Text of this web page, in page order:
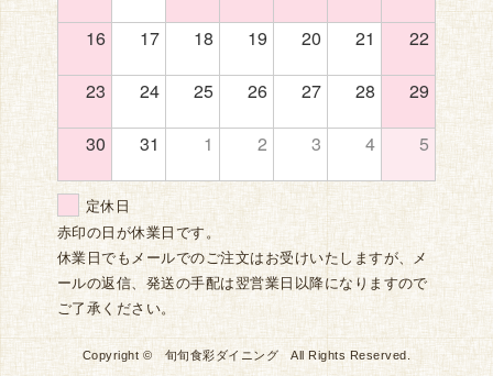
16 17 18 19 20 21 22
23 24 25 26 27 28 29
30 31 1 2 3 4 5
定休日
赤印の日が休業日です。
休業日でもメールでのご注文はお受けいたしますが、メ
ールの返信、発送の手配は翌営業日以降になりますので
ご了承ください。
Copyright © 旬旬食彩ダイニング All Rights Reserved.